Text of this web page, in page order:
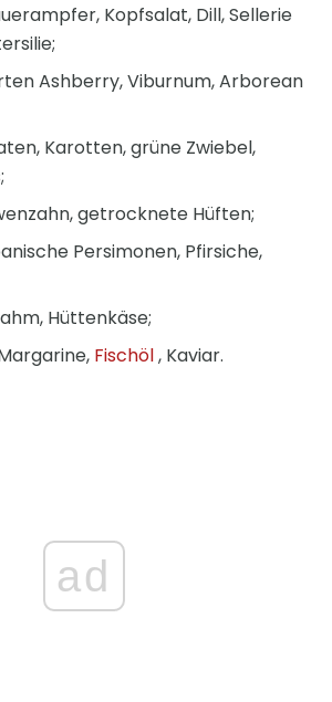
Kopfsalat, Dill, Sellerie
Ashberry, Viburnum, Arborean
Karotten, grüne Zwiebel,
getrocknete Hüften;
Persimonen, Pfirsiche,
Hüttenkäse;
Fischöl, Kaviar.
ad